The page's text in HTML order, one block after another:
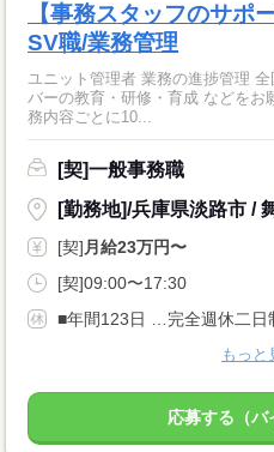
【事務スタッフのサポ
SV職/業務管理
ユニット管理者 業務の進捗管理
バーの教育・研修・育成 などをお
務内容ごとに10...
[契]一般事務職
[勤務地]/兵庫県淡路市 /
[契]月給23万円〜
[契]09:00〜17:30
もっと
応募する（バ